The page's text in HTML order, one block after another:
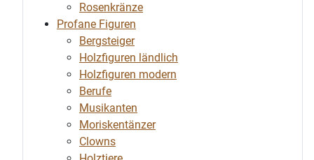
Rosenkränze
Profane Figuren
Bergsteiger
Holzfiguren ländlich
Holzfiguren modern
Berufe
Musikanten
Moriskentänzer
Clowns